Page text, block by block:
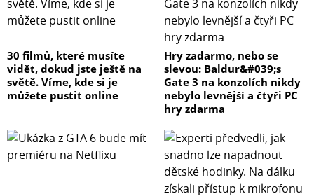
30 filmů, které musíte
vidět, dokud jste ještě na
světě. Víme, kde si je
můžete pustit online
Hry zadarmo, nebo se
slevou: Baldur&#039;s
Gate 3 na konzolích nikdy
nebylo levnější a čtyři PC
hry zdarma